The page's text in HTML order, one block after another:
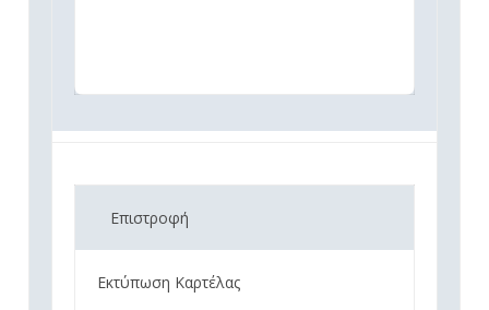
Επιστροφή
Εκτύπωση Καρτέλας